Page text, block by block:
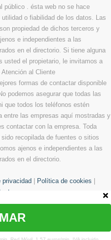
público . ésta web no se hace
o fiabilidad de los datos. Las
propiedad de dichos terceros y
e independientes a las
en el directorio. Si tiene alguna
usted el propietario, le invitamos a
al Cliente
formas de contactar disponible
podemos asegurar que todas las
que todos los teléfonos estén
entre las empresas aquí mostradas y
contactar con la empresa. Toda
recopilada de fuentes o sitios
ajenos e independientes a las
en el directorio.
privacidad Política de cookies